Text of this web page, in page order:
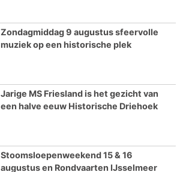
Zondagmiddag 9 augustus sfeervolle
muziek op een historische plek
Jarige MS Friesland is het gezicht van
een halve eeuw Historische Driehoek
Stoomsloepenweekend 15 & 16
augustus en Rondvaarten IJsselmeer